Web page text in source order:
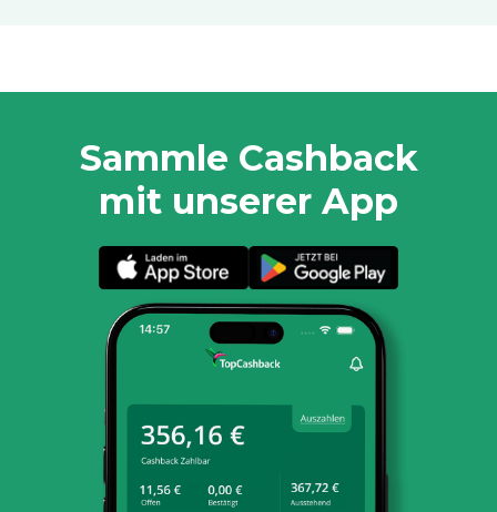
Sammle Cashback
mit unserer App